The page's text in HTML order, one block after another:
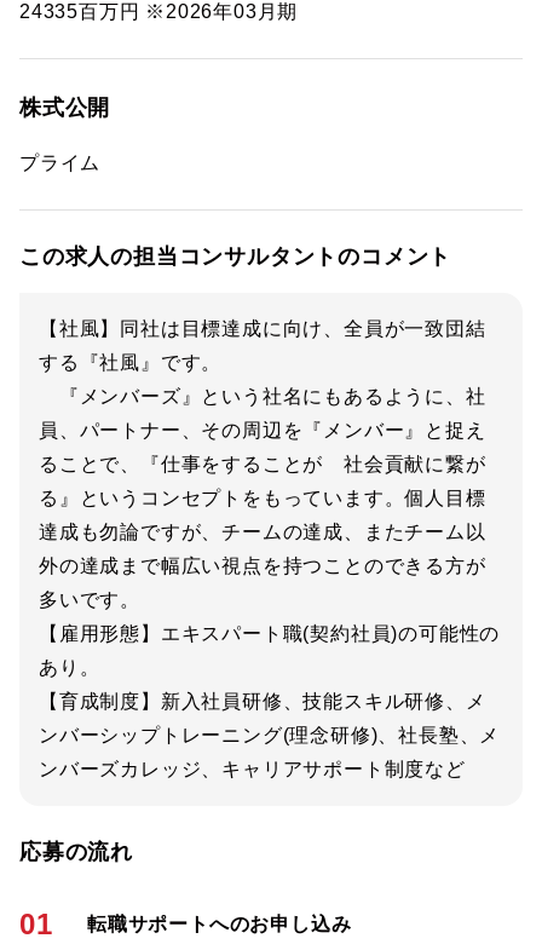
24335百万円 ※2026年03月期
株式公開
プライム
この求人の担当コンサルタントのコメント
【社風】同社は目標達成に向け、全員が一致団結
する『社風』です。
『メンバーズ』という社名にもあるように、社
員、パートナー、その周辺を『メンバー』と捉え
ることで、『仕事をすることが 社会貢献に繋が
る』というコンセプトをもっています。個人目標
達成も勿論ですが、チームの達成、またチーム以
外の達成まで幅広い視点を持つことのできる方が
多いです。
【雇用形態】エキスパート職(契約社員)の可能性の
あり。
【育成制度】新入社員研修、技能スキル研修、メ
ンバーシップトレーニング(理念研修)、社長塾、メ
ンバーズカレッジ、キャリアサポート制度など
応募の流れ
01 転職サポートへのお申し込み